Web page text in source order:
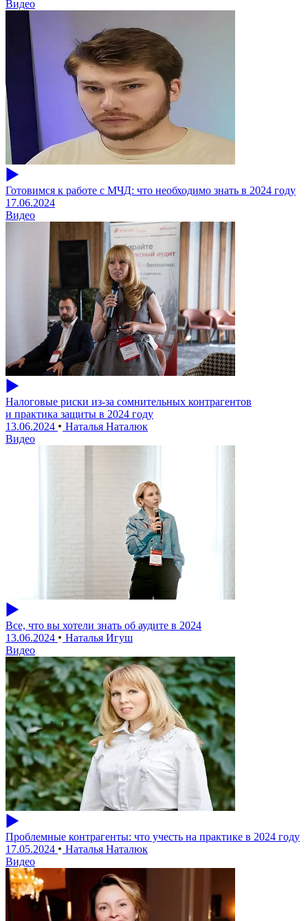
Видео
Готовимся к работе с МЧД: что необходимо знать в 2024 году
17.06.2024
Видео
Налоговые риски из-за сомнительных контрагентов
и практика защиты в 2024 году
13.06.2024
Наталья Наталюк
Видео
Все, что вы хотели знать об аудите в 2024
13.06.2024
Наталья Игуш
Видео
Проблемные контрагенты: что учесть на практике в 2024 году
17.05.2024
Наталья Наталюк
Видео